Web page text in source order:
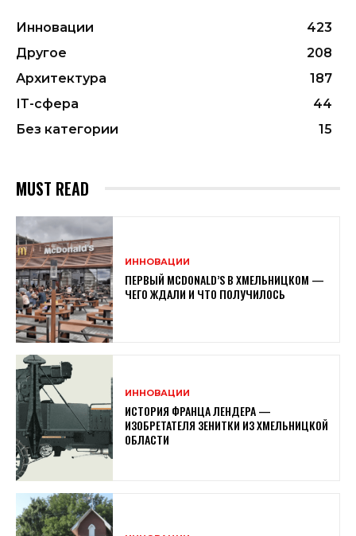
Инновации
423
Другое
208
Архитектура
187
ІТ-сфера
44
Без категории
15
MUST READ
ИННОВАЦИИ
ПЕРВЫЙ MCDONALD’S В ХМЕЛЬНИЦКОМ —
ЧЕГО ЖДАЛИ И ЧТО ПОЛУЧИЛОСЬ
ИННОВАЦИИ
ИСТОРИЯ ФРАНЦА ЛЕНДЕРА —
ИЗОБРЕТАТЕЛЯ ЗЕНИТКИ ИЗ ХМЕЛЬНИЦКОЙ
ОБЛАСТИ